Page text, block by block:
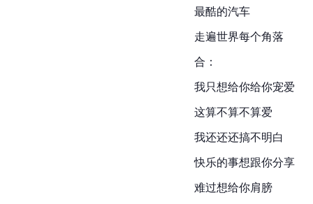
最酷的汽车
走遍世界每个角落
合：
我只想给你给你宠爱
这算不算不算爱
我还还还搞不明白
快乐的事想跟你分享
难过想给你肩膀